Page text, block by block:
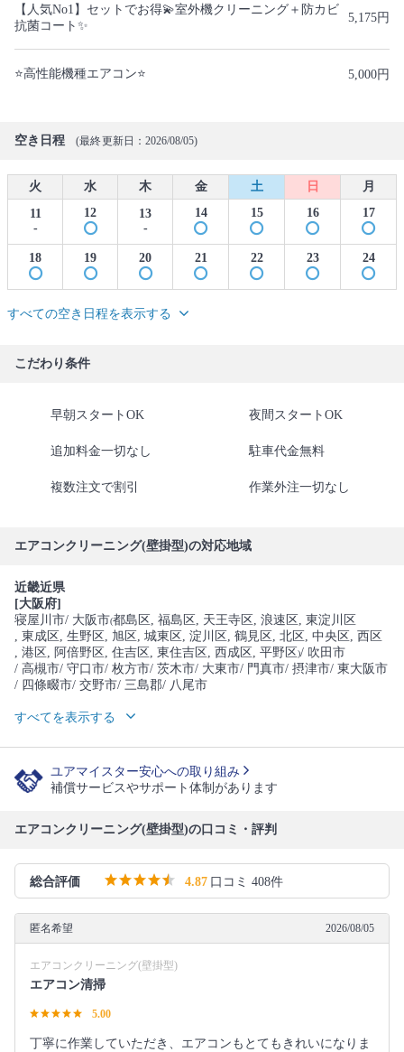
【人気No1】セットでお得💫室外機クリーニング＋防カビ
抗菌コート✨
5,175円
⭐高性能機種エアコン⭐ 5,000円
空き日程 (最終更新日：2026/08/05)
火 水 木 金 土 日
月
11
-
12
13
-
14 15 16 17
18 19 20 21 22 23 24
すべての空き日程を表示する
こだわり条件
早朝スタートOK 夜間スタートOK
追加料金一切なし 駐車代金無料
複数注文で割引 作業外注一切なし
エアコンクリーニング(壁掛型)の対応地域
近畿近県
[大阪府]
寝屋川市/ 大阪市(都島区 , 福島区 , 天王寺区 , 浪速区 , 東淀川区
, 東成区 , 生野区 , 旭区 , 城東区 , 淀川区 , 鶴見区 , 北区 , 中央区 , 西区
, 港区 , 阿倍野区 , 住吉区 , 東住吉区 , 西成区 , 平野区)/ 吹田市
/ 高槻市/ 守口市/ 枚方市/ 茨木市/ 大東市/ 門真市/ 摂津市/ 東大阪市
/ 四條畷市/ 交野市/ 三島郡/ 八尾市
すべてを表示する
ユアマイスター安心への取り組み
補償サービスやサポート体制があります
エアコンクリーニング(壁掛型)の口コミ・評判
総合評価 4.87 口コミ 408件
匿名希望 2026/08/05
エアコンクリーニング(壁掛型)
エアコン清掃
5.00
丁寧に作業していただき、エアコンもとてもきれいになりま